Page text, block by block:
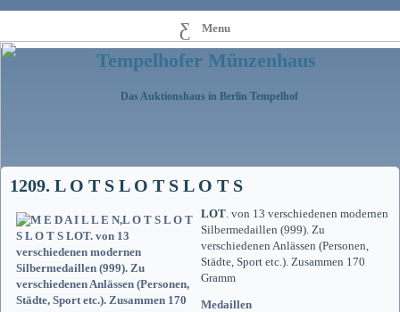
Menu
Tempelhofer Münzenhaus
Das Auktionshaus in Berlin Tempelhof
1209. L O T S L O T S L O T S
LOT. von 13 verschiedenen modernen
Silbermedaillen (999). Zu
verschiedenen Anlässen (Personen,
Städte, Sport etc.). Zusammen 170
Gramm
Medaillen